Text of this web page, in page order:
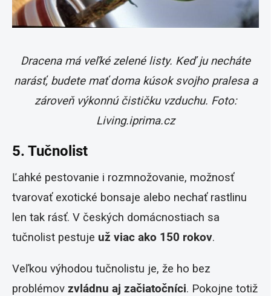
Dracena má veľké zelené listy. Keď ju necháte
narásť, budete mať doma kúsok svojho pralesa a
zároveň výkonnú čističku vzduchu. Foto:
Living.iprima.cz
5. Tučnolist
Ľahké pestovanie i rozmnožovanie, možnosť
tvarovať exotické bonsaje alebo nechať rastlinu
len tak rásť. V českých domácnostiach sa
tučnolist pestuje už viac ako 150 rokov.
Veľkou výhodou tučnolistu je, že ho bez
problémov zvládnu aj začiatočníci. Pokojne totiž